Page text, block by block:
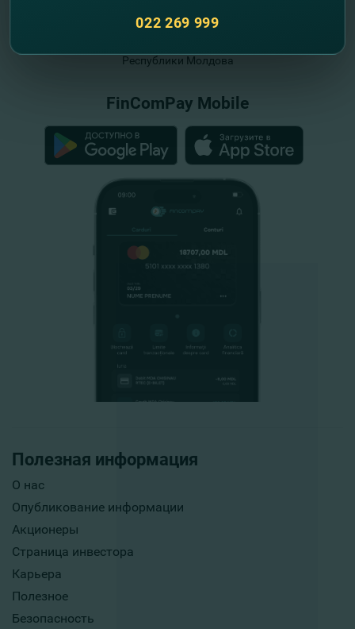
Полезная информация
О нас
Опубликование информации
Акционеры
Страница инвестора
Карьера
Полезное
Безопасность
Республики Молдова
FinComPay Mobile
022 269 999